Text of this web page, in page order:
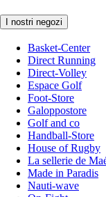
I nostri negozi
Basket-Center
Direct Running
Direct-Volley
Espace Golf
Foot-Store
Galoppostore
Golf and co
Handball-Store
House of Rugby
La sellerie de
Made in Paradis
Nauti-wave